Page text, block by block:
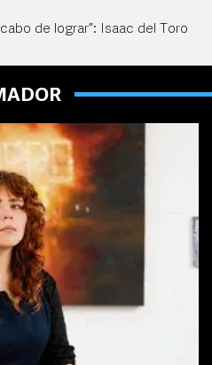
de lograr”: Isaac del Toro